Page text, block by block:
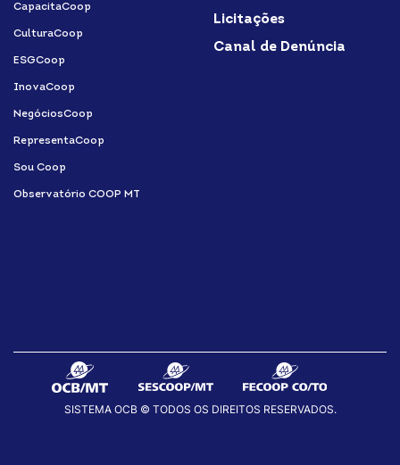
CapacitaCoop
CulturaCoop
ESGCoop
InovaCoop
NegóciosCoop
RepresentaCoop
Sou Coop
Observatório COOP MT
Licitações
Canal de Denúncia
SISTEMA OCB © TODOS OS DIREITOS RESERVADOS.